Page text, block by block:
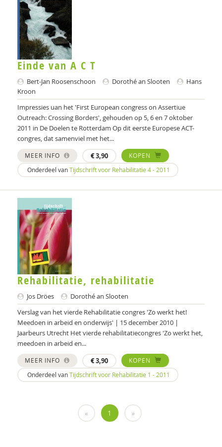
Jeugdautoriteit (JA)
Leendert A. Hartog
Max A. Huber
Drs. A. Niewijk
Suzan van der Aa
Annet Aalbers
Yvonne Aartsen
Sebastian Abdallah
Ruud Abma
Anne Addink
Sheila Adjiembaks
Enikö agy
Marcel van Aken
Monique Al
Wendy Albers
Gerard Alderliefste
Jerry Allon
Michi Almer
Astrid Altena
MICHAELA AMERING
Marion Ammeraal
Einde van A C T
Bert-Jan Roosenschoon Dorothé an Slooten
Hans
Kroon
Impressies uan het 'First European congress on Assertiue
Outreach: Crossing Borders', gehouden op 5, 6 en 7 oktober
2011 in De Doelen te Rotterdam Op dit eerste Europese ACT-
congres, dat samenviel met het...
MEER INFO €3,90
KOPEN
Onderdeel vanTijdschrift voor Rehabilitatie 4 - 2011
Rehabilitatie, rehabilitatie
Jos Dröes
Dorothé an Slooten
Verslag van het vierde Rehabilitatie congres 'Zo werkt het!
Meedoen in arbeid en onderwijs' | 15 december 2010 |
Jaarbeurs Utrecht Het vierde rehabilitatiecongres 'Zo werkt het,
meedoen in arbeid en...
MEER INFO €3,90
KOPEN
Onderdeel vanTijdschrift voor Rehabilitatie 1 - 2011
« 1 »